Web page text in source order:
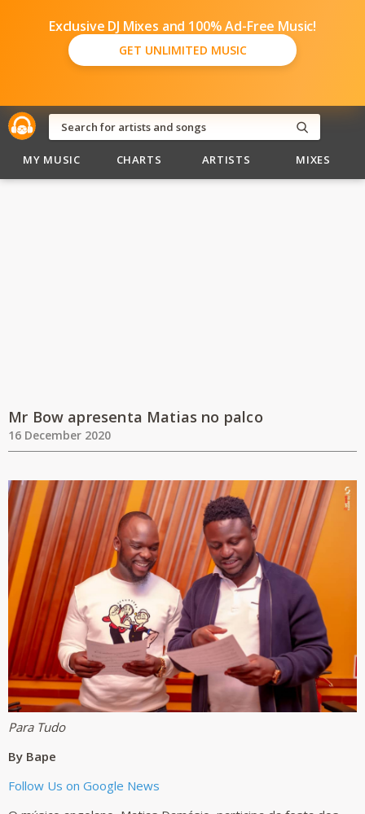
Exclusive DJ Mixes and 100% Ad-Free Music!
GET UNLIMITED MUSIC
MY MUSIC CHARTS ARTISTS MIXES
Mr Bow apresenta Matias no palco
16 December 2020
Para Tudo
By Bape
Follow Us on Google News